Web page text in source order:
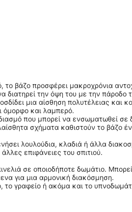
βάζο προσφέρει μακροχρόνια
διατηρεί την όψη του με την πάροδο
μια αίσθηση πολυτέλειας και
όμορφο και λαμπερό.
που μπορεί να ενσωματωθεί σε
σχήματα καθιστούν το βάζο
λουλούδια, κλαδιά ή άλλα
επιφάνειες του σπιτιού.
σε οποιοδήποτε δωμάτιο.
για μια αρμονική διακόσμηση.
το γραφείο ή ακόμα και το